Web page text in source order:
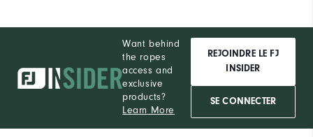
Want behind
the ropes
access and
exclusive
products?
Learn More
REJOINDRE LE FJ
INSIDER
SE CONNECTER